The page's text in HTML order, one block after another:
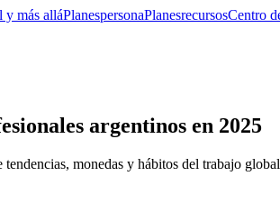
y más alláPlanespersonaPlanesrecursosCentro
argentinos en 2025
monedas y hábitos del trabajo